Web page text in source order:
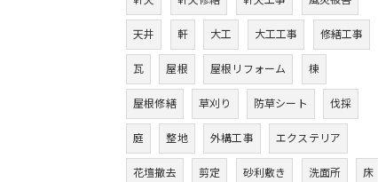
天井 軒 大工 大工工事 修繕工事
瓦 屋根 屋根リフォーム 棟
屋根修繕 草刈り 防草シート 伐採
庭 整地 外構工事 エクステリア
花壇撤去 剪定 砂利敷き 洗面所 床